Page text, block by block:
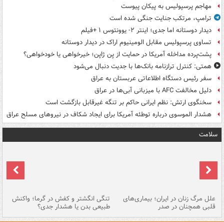
مهاجم پرسپولیس به پیکان پیوست
ترامپ، مرتکب جنایت جنگی شده است
دیدار دوستانه اما جدی؛ اینتر ۲- یوونتوس ۱ +فیلم
تساوی پرسپولیس مقابل الومینیوم اراک در دیدار دوستانه
پشت‌پرده مداخله آمریکا در حمایت از یِن ژاپن؛ خیرخواهی یا خودخواهی؟
همتی: کنترل ترازنامه بانک‌ها با جدیت دنبال می‌شود
سفر رئیس دستگاه اطلاعاتی عربستان به عراق
دلیل مخالفت AFC با میزبانی آبی‌ها در عراق
سخنگوی ارتش: نظم ایرانی حاکم بر تنگه غیرقابل بازگشت است
هشدار الموسوی درباره توطئه آمریکا برای ایجاد شکاف در نیروهای مسلح عراق
سلامت
علل مرگ زنان در ایران؛ بیماری‌های
قلبی همچنان در صدر
تنگی انگشتر و کفش در گرما؛ واکنش
طبیعی بدن یا هشدار جدی؟